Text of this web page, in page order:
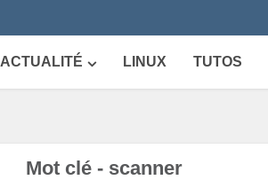
ACTUALITÉ LINUX TUTOS
Mot clé - scanner